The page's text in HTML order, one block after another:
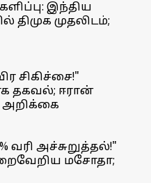
இந்திய
திமுக முதலிடம்;
சிகிச்சை!"
தகவல்; ஈரான்
அறிக்கை
வரி அச்சுறுத்தல்!"
மசோதா;